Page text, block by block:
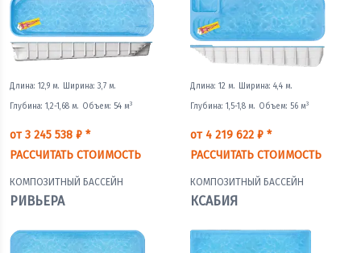
Длина: 12,9 м. Ширина: 3,7 м.
Глубина: 1,2-1,68 м. Объем: 54 м3
от 3 245 538 ₽ *
РАССЧИТАТЬ СТОИМОСТЬ
Длина: 12 м. Ширина: 4,4 м.
Глубина: 1,5-1,8 м. Объем: 56 м3
от 4 219 622 ₽ *
РАССЧИТАТЬ СТОИМОСТЬ
КОМПОЗИТНЫЙ БАССЕЙН
РИВЬЕРА
КОМПОЗИТНЫЙ БАССЕЙН
КСАБИЯ